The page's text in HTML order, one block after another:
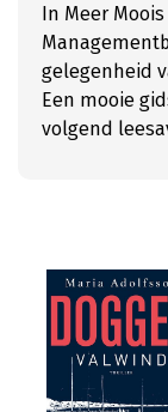
In Meer
gelegenheid
Een mooie
volgend